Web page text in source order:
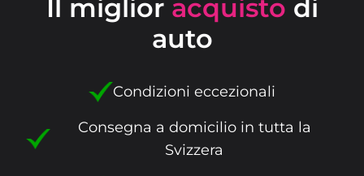
Il miglior acquisto di
auto
Condizioni eccezionali
Consegna a domicilio in tutta la
Svizzera